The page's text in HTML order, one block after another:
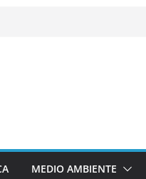
MEDIO AMBIENTE